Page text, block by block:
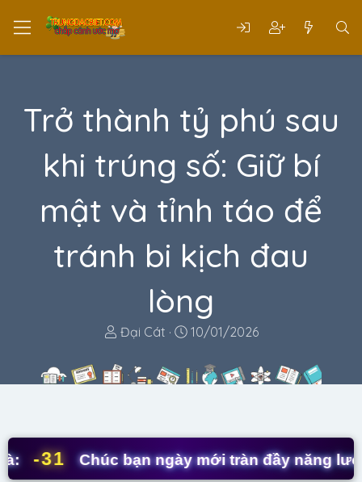
Trở thành tỷ phú sau
khi trúng số: Giữ bí
mật và tỉnh táo để
tránh bi kịch đau
lòng
T
r
e
s
t
a
Đại Cát
N
à
y
i
10/01/2026
-31 Chúc bạn ngày mới tràn đầy năng lượng!